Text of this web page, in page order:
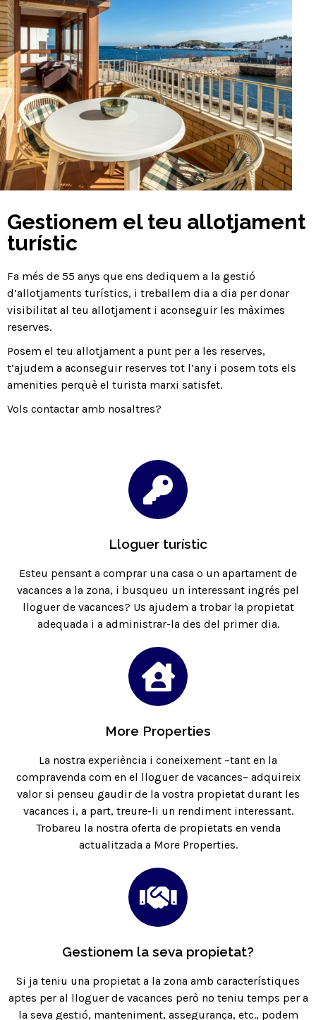
Gestionem el teu allotjament
turístic
Fa més de 55 anys que ens dediquem a la gestió
d’allotjaments turístics, i treballem dia a dia per donar
visibilitat al teu allotjament i aconseguir les màximes
reserves.
Posem el teu allotjament a punt per a les reserves,
t’ajudem a aconseguir reserves tot l’any i posem tots els
amenities perquè el turista marxi satisfet.
Vols contactar amb nosaltres?
Lloguer turístic
Esteu pensant a comprar una casa o un apartament de
vacances a la zona, i busqueu un interessant ingrés pel
lloguer de vacances? Us ajudem a trobar la propietat
adequada i a administrar-la des del primer dia.
More Properties
La nostra experiència i coneixement –tant en la
compravenda com en el lloguer de vacances– adquireix
valor si penseu gaudir de la vostra propietat durant les
vacances i, a part, treure-li un rendiment interessant.
Trobareu la nostra oferta de propietats en venda
actualitzada a More Properties.
Gestionem la seva propietat?
Si ja teniu una propietat a la zona amb característiques
aptes per al lloguer de vacances però no teniu temps per a
la seva gestió, manteniment, assegurança, etc., podem